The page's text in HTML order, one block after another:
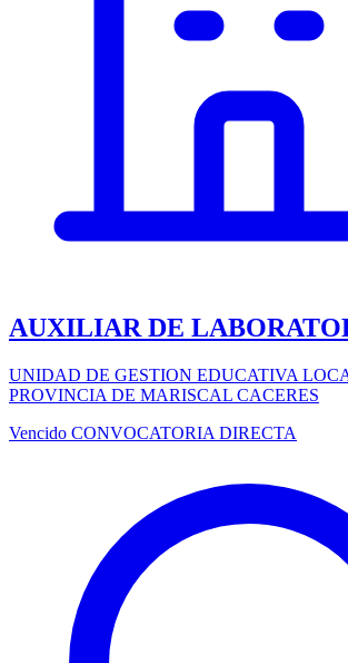
AUXILIAR DE
UNIDAD DE GESTION EDUCATIVA
PROVINCIA DE MARISCAL CACERES
Vencido CONVOCATORIA DIRECTA